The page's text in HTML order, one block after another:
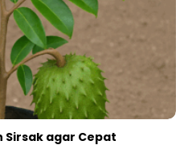
Sirsak agar Cepat